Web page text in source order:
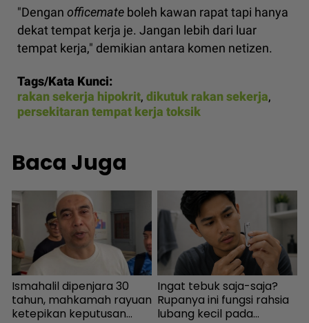
"Dengan officemate boleh kawan rapat tapi hanya
dekat tempat kerja je. Jangan lebih dari luar
tempat kerja," demikian antara komen netizen.
Tags/Kata Kunci:
rakan sekerja hipokrit, dikutuk rakan sekerja,
persekitaran tempat kerja toksik
Baca Juga
Ismahalil dipenjara 30
tahun, mahkamah rayuan
ketepikan keputusan
Ingat tebuk saja-saja?
Rupanya ini fungsi rahsia
lubang kecil pada